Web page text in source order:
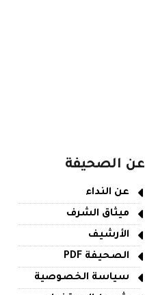
عن الصحيفة
عن النداء
ميثاق الشرف
الأرشيف
الصحيفة PDF
سياسة الخصوصية